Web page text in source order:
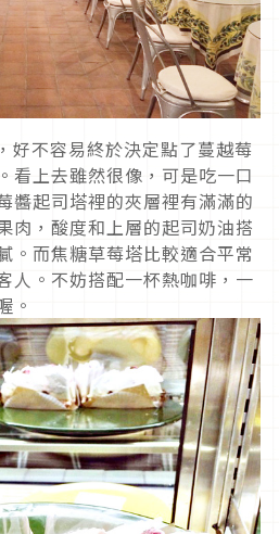
好不容易終於決定點了蔓越莓
看上去雖然很像，可是吃一口
醬起司塔裡的夾層裡有滿滿的
肉，酸度和上層的起司奶油搭
。而焦糖草莓塔比較適合平常
人。不妨搭配一杯熱咖啡，一
。